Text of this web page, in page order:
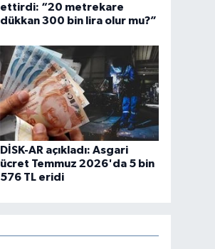
ettirdi: “20 metrekare
dükkan 300 bin lira olur mu?”
DİSK-AR açıkladı: Asgari
ücret Temmuz 2026'da 5 bin
576 TL eridi